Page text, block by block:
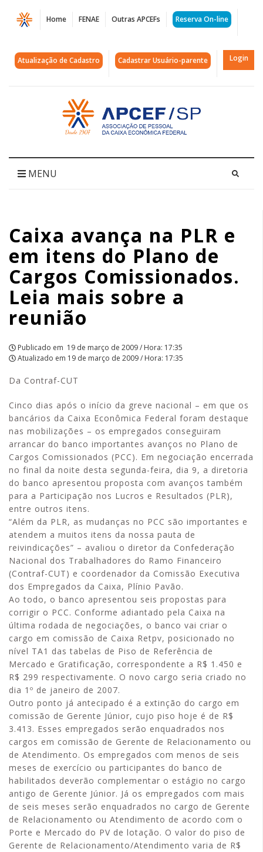
Página
Caixa
avança
itens
de
Cargos
Comissionados.
Leia
mais
sobre
a
reunião
|
APCEF/SP
Home FENAE Outras APCEFs Reserva On-line
Atualização de Cadastro Cadastrar Usuário-parente Login
Acessar
página
inicial
MENU
Caixa avança na PLR e
em itens do Plano de
Cargos Comissionados.
Leia mais sobre a
reunião
Publicado em 19 de março de 2009 / Hora: 17:35
Atualizado em 19 de março de 2009 / Hora: 17:35
Da Contraf-CUT
Cinco dias após o início da greve nacional – em que os
bancários da Caixa Econômica Federal foram destaque
nas mobilizações – os empregados conseguiram
arrancar do banco importantes avanços no Plano de
Cargos Comissionados (PCC). Em negociação encerrada
no final da noite desta segunda-feira, dia 9, a diretoria
do banco apresentou proposta com avanços também
para a Participação nos Lucros e Resultados (PLR),
entre outros itens.
“Além da PLR, as mudanças no PCC são importantes e
atendem a muitos itens da nossa pauta de
reivindicações” – avaliou o diretor da Confederação
Nacional dos Trabalhadores do Ramo Financeiro
(Contraf-CUT) e coordenador da Comissão Executiva
dos Empregados da Caixa, Plínio Pavão.
Ao todo, o banco apresentou seis propostas para
corrigir o PCC. Conforme adiantado pela Caixa na
última rodada de negociações, o banco vai criar o
cargo em comissão de Caixa Retpv, posicionado no
nível TA1 das tabelas de Piso de Referência de
Mercado e Gratificação, correspondente a R$ 1.450 e
R$ 299 respectivamente. O novo cargo seria criado no
dia 1º de janeiro de 2007.
Outro ponto já antecipado é a extinção do cargo em
comissão de Gerente Júnior, cujo piso hoje é de R$
3.413. Esses empregados serão enquadrados nos
cargos em comissão de Gerente de Relacionamento ou
de Atendimento. Os empregados com menos de seis
meses de exercício ou participantes do banco de
habilitados deverão complementar o estágio no cargo
antigo de Gerente Júnior. Já os empregados com mais
de seis meses serão enquadrados no cargo de Gerente
de Relacionamento ou Atendimento de acordo com o
Porte e Mercado do PV de lotação. O valor do piso de
Gerente de Relacionamento/Atendimento varia de R$